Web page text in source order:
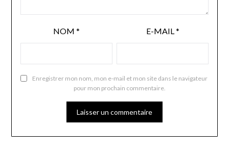
NOM * E-MAIL*
Enregistrer mon nom, mon e-mail et mon site dans le navigateur
pour mon prochain commentaire.